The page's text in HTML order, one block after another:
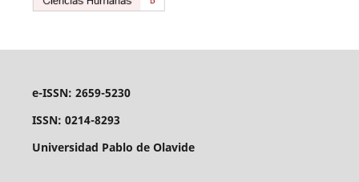
e-ISSN: 2659-5230
ISSN: 0214-8293
Universidad Pablo de Olavide